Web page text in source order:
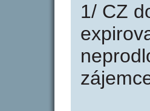
1/ CZ